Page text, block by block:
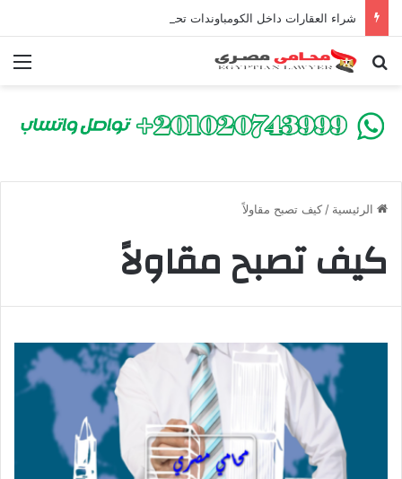
بحث عن
الرئيسية / كيف تصبح مقاولاً
كيف تصبح مقاولاً